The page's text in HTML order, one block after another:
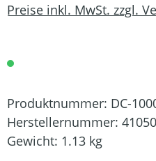
Preise inkl. MwSt. zzgl.
Produktnummer: DC-
Herstellernummer:
Gewicht: 1.13 kg